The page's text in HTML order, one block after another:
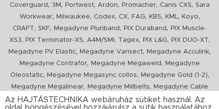
Coverguard , 3M , Portwest, Ardon, Promacher, Canis CXS, Sara
Workwear, Milwaukee, Codex, CX, FAG, KBS, KML, Koyo,
CRAFT, SKF, Megadyne Pluriband , PIX Duraband ,
PIX Muscle-
XS3, PIX Terminator-XS, A4M/SMI , Tagex, PIX L&G, PIX DUO-XT,
Megadyne PV Elastic, Megadyne Varisect, Megadyne Acculink,
Megadyne Contrafor, Megadyne Megaweld ,
Megadyne
Oleostatic, Megadyne Megasync collos, Megadyne Gold (1-2),
Megadyne Megalinear, Megadyne Millbelts,
Megadyne Cable
Pull, PIX X'Ceed,Megadyne Pull Down, Optibelt VB,Mitsuboshi
Az HAJTÁSTECHNIKA webáruház sütiket használ. Az